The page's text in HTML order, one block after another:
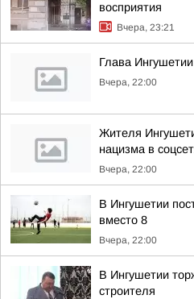
восприятия
Вчера, 23:21
Глава
Вчера, 22:00
Жителя
нацизма в
Вчера, 22:00
В Ингушетии
вместо 8
Вчера, 22:00
В Ингушетии
строителя